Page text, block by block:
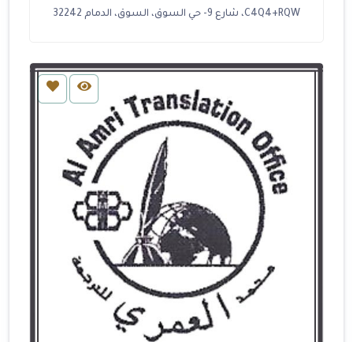
C4Q4+RQW، شارع 9- حي السوق، السوق، الدمام 32242